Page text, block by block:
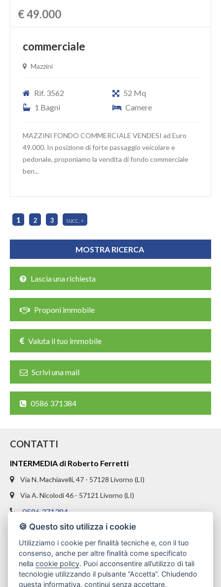
€ 49.000
commerciale
Mazzini
Rif. 3562
52 Mq
1 Bagni
Camere
MAZZINI FONDO COMMERCIALE VENDESI ad Euro
49.000. In posizione di forte passaggio veicolare e
pedonale, proponiamo la vendita di fondo commerciale
ben...
1 2 3 succ. »
Lascia una richiesta
Proponi immobile
Valuta il tuo immobile
Scrivi una mail
0586 371384
CONTATTI
INTERMEDIA di Roberto Ferretti
Via N. Machiavelli, 47 - 57128 Livorno (LI)
Via A. Nicolodi 46 - 57121 Livorno (LI)
0586 371384
328 1654969
info@intermediaimmobiliare.com
🍪 Questo sito utilizza i cookie
Utilizziamo i cookie per finalità tecniche e, con il tuo
consenso, anche per altre finalità come specificato
nellacookie policy. Puoi acconsentire all’utilizzo di tali
tecnologie utilizzando il pulsante “Accetta”. Chiudendo
questa informativa, continui senza accettare.